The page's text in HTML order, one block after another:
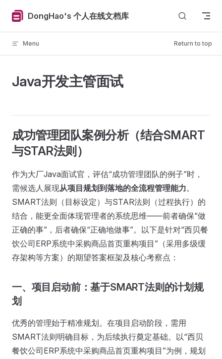
Skip to content
DongHao's 个人在线文档库
Menu Return to top
Java开发主管面试
成功管理团队案例分析（结合SMART
与STAR法则）
作为大厂Java面试官，评估“成功管理团队的例子”时，
需候选人展现从项目规划到落地的全流程管理能力。
SMART法则（目标设定）与STAR法则（过程执行）的
结合，能更全面体现管理者的系统思维——前者确保“做
正确的事”，后者确保“正确地做事”。以下是针对“西贝餐
饮公司ERP系统中采购商品首页重构项目”（采用多级缓
存架构等方案）的期望答案框架及核心考察点：
一、项目启动前：基于SMART法则的计划规
划
优秀的管理始于精准规划。在项目启动阶段，需用
SMART法则明确目标，为后续执行奠定基础。以“西贝
餐饮公司ERP系统中采购商品首页重构项目”为例，规划